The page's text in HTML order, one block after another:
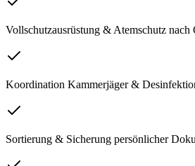
Vollschutzausrüstung & Atemschutz
Koordination Kammerjäger &
Sortierung & Sicherung persönlicher